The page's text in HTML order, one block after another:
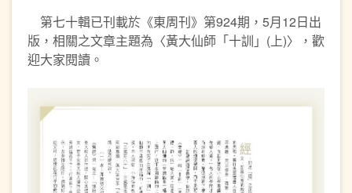
第七十輯已刊載於《東周刊》第924期，5月12日出
版，相關之文章主題為〈黃大仙師「十訓」(上)〉，歡
迎大家閱讀。